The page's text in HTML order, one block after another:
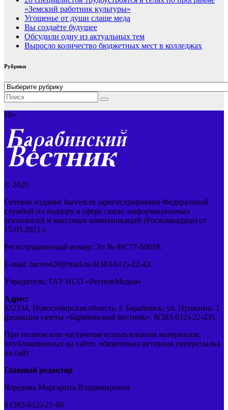
«Земский работник культуры»
Угощенье от души слаще меда
Вы создаёте будущее
Обсудили одну из актуальных тем
Выросло количество бюджетных мест в колледжах
Рубрики
Рубрики
16+
© 2020
Сетевое издание barvest.ru зарегистрировано Федеральной
службой по надзору в сфере связи, информационных
технологий и массовых коммуникаций (Роскомнадзор) от
15.03.2021 г.
Регистрационный номер: Эл № ФС77-80619.
E-mail: barvest20@mail.ru 8(383-612)-22-43.
Учредитель: ГАУ НСО «РегионМедиа»
Адрес:
632334, Новосибирская область, г. Барабинск, ул. Пушкина, 2
(редакция газеты «Барабинский вестник», 8(383-612)-22-43).
При полном или частичном использовании материалов,
опубликованных на сайте, обязательна активная гиперссылка
на сайт
Главный редактор
Чередова Маргарита Владимировна
8 (383-612)-21-00